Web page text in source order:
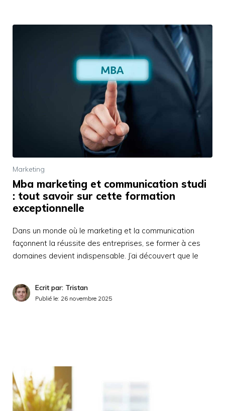
Marketing
Mba marketing et communication studi
: tout savoir sur cette formation
exceptionnelle
Dans un monde où le marketing et la communication
façonnent la réussite des entreprises, se former à ces
domaines devient indispensable. J’ai découvert que le
Ecrit par: Tristan
Publié le: 26 novembre 2025